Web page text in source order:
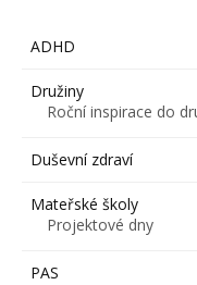
ADHD
Družiny
Roční inspirace do
Duševní zdraví
Mateřské školy
Projektové dny
PAS